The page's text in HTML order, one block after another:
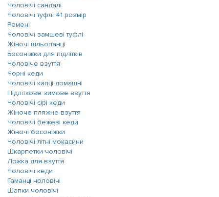
Чоловічі сандалі
Чоловічі туфлі 41 розмір
Ремені
Чоловічі замшеві туфлі
Жіночі шльопанці
Босоніжки для підлітків
Чоловіче взуття
Чорні кеди
Чоловічі капці домашні
Підліткове зимове взуття
Чоловічі сірі кеди
Жіноче пляжне взуття
Чоловічі бежеві кеди
Жіночі босоніжки
Чоловічі літні мокасини
Шкарпетки чоловічі
Ложка для взуття
Чоловічі кеди
Гаманці чоловічі
Шапки чоловічі